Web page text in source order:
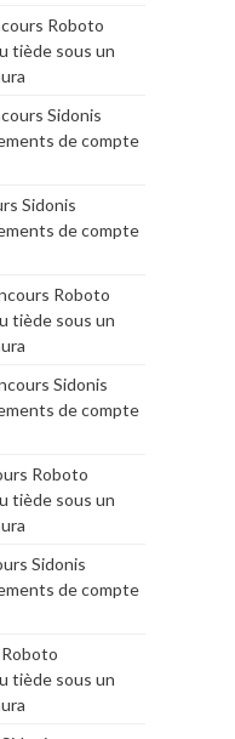
Roboto
tiède sous un
Sidonis
de compte
Sidonis
de compte
Roboto
tiède sous un
Sidonis
de compte
Roboto
tiède sous un
Sidonis
de compte
tiède sous un